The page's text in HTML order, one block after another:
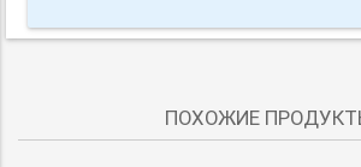
ПОХОЖИЕ